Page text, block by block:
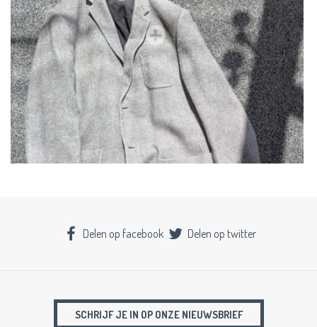
Delen op facebook Delen op twitter
SCHRIJF JE IN OP ONZE NIEUWSBRIEF